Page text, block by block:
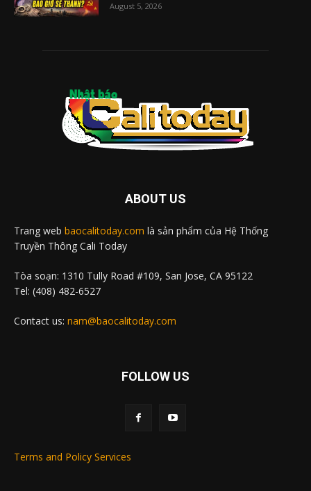
August 5, 2026
ABOUT US
Trang web baocalitoday.com là sản phẩm của Hệ Thống
Truyền Thông Cali Today
Tòa soạn: 1310 Tully Road #109, San Jose, CA 95122
Tel: (408) 482-6527
Contact us: nam@baocalitoday.com
FOLLOW US
Terms and Policy Services